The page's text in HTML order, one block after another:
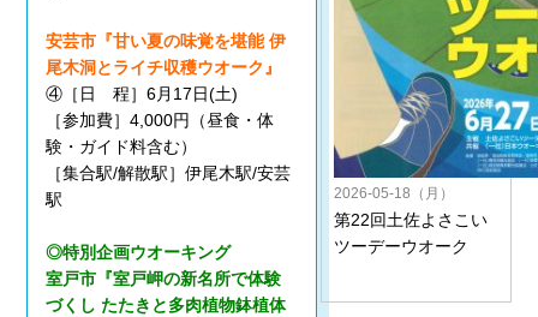
安芸市『甘い夏の味覚を堪能 伊
尾木洞とライチ収穫ウオーク』
④［日 程］6月17日(土)
［参加費］4,000円（昼食・体
験・ガイド料含む）
［集合駅/解散駅］伊尾木駅/安芸
駅
◎特別企画ウオーキング
室戸市『室戸岬の新名所で体験
づくし たたきと多肉植物鉢植体
2026-05-18（月）
第22回土佐よさこい
ツーデーウオーク